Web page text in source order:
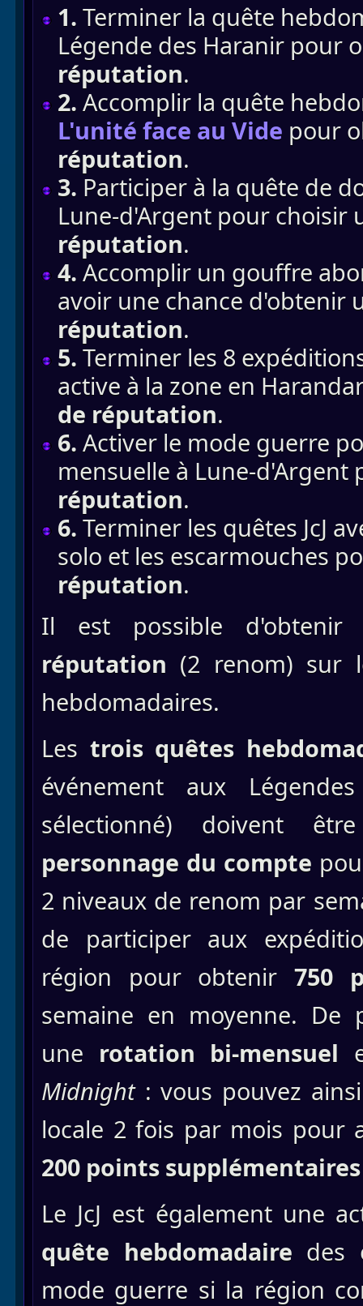
1. Terminer la quête
Légende des Haranir pour
réputation.
2. Accomplir la quête
L'unité face au Vide pour
réputation.
3. Participer à la quête de
Lune-d'Argent pour choisir
réputation.
4. Accomplir un gouffre
avoir une chance d'obtenir
réputation.
5. Terminer les 8
active à la zone en
de réputation.
6. Activer le mode guerre
mensuelle à Lune-
réputation.
6. Terminer les quêtes JcJ
solo et les escarmouches
réputation.
Il est possible
réputation (2 renom) sur
hebdomadaires.
Les trois quêtes
événement aux
sélectionné) doivent
personnage du compte
2 niveaux de renom par
de participer aux
région pour obtenir750
semaine en moyenne. De
une rotation bi-mensuel
Midnight: vous pouvez
locale 2 fois par mois pour
200 points supplémentaires
Le JcJ est également une
quête hebdomadaire des
mode guerre si la région